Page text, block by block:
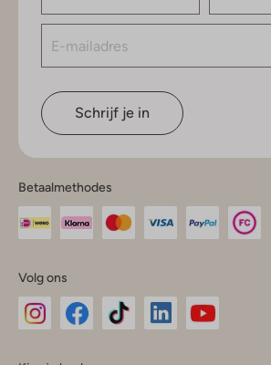
Schrijf je in
Betaalmethodes
Volg ons